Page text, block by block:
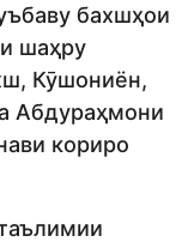
бахшҳои
шаҳру
Кӯшониён,
Абдураҳмони
кориро